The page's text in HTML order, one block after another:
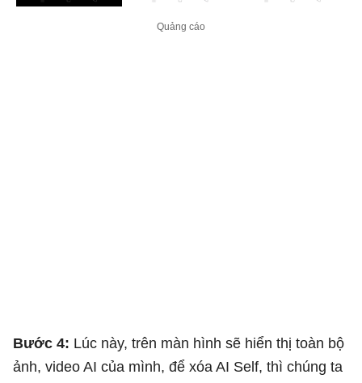
Bước 4: Lúc này, trên màn hình sẽ hiển thị toàn bộ
ảnh, video AI của mình, để xóa AI Self, thì chúng ta